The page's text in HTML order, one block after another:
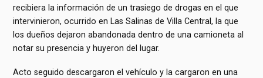
recibiera la información de un trasiego de drogas en el que
intervinieron, ocurrido en Las Salinas de Villa Central, la que
los dueños dejaron abandonada dentro de una camioneta al
notar su presencia y huyeron del lugar.
Acto seguido descargaron el vehículo y la cargaron en una